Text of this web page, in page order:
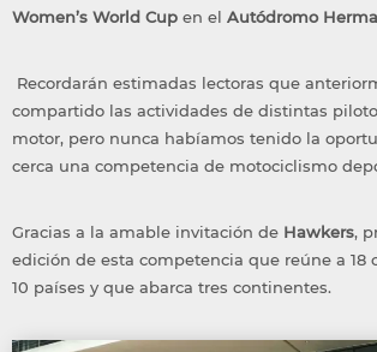
Women’s World Cup en el Autódromo
Recordarán estimadas lectoras que
compartido las actividades de distintas
motor, pero nunca habíamos tenido la
cerca una competencia de motociclismo
Gracias a la amable invitación de Hawkers,
edición de esta competencia que reúne a 18
10 países y que abarca tres continentes.